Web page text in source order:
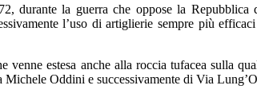
durante la guerra che oppose la Repubblica
l’uso di artiglierie sempre più
estesa anche alla roccia tufacea sulla
Oddini e successivamente di Via